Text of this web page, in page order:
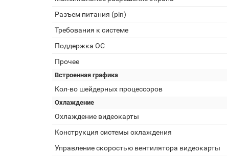
Разъем питания (pin)
Требования к системе
Поддержка ОС
Прочее
Встроенная графика
Кол-во шейдерных процессоров
Охлаждение
Охлаждение видеокарты
Конструкция системы охлаждения
Управление скоростью вентилятора видеокарты